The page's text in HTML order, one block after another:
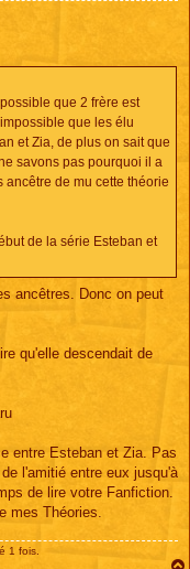
que 2 frère est
que les élu
et Zia, de plus on sait que
savons pas pourquoi il a
de mu cette théorie
de la série Esteban et
ancêtres. Donc on peut
qu'elle descendait de
entre Esteban et Zia. Pas
l'amitié entre eux jusqu'à
de lire votre Fanfiction.
mes Théories.
1 fois.